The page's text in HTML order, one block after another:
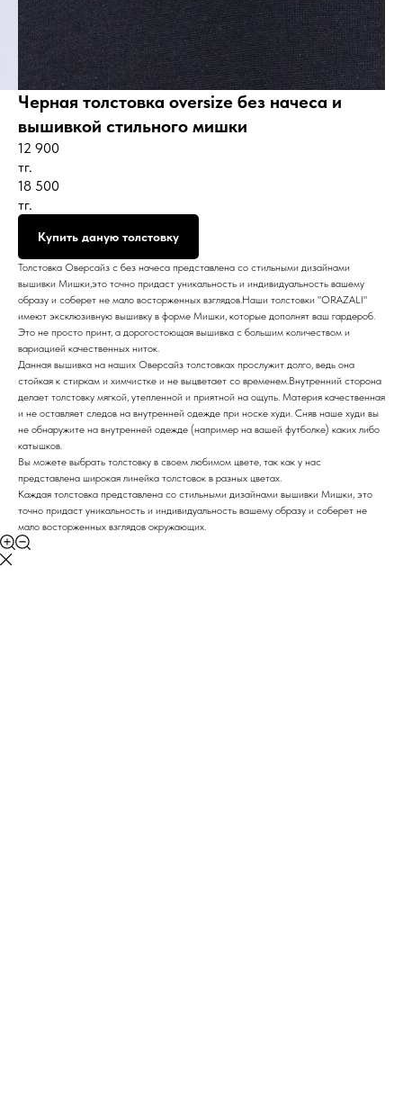
Черная толстовка oversize без начеса и
вышивкой стильного мишки
12 900
тг.
18 500
тг.
Купить даную толстовку
Толстовка Оверсайз с без начеса представлена со стильными дизайнами
вышивки Мишки,это точно придаст уникальность и индивидуальность вашему
образу и соберет не мало восторженных взглядов.Наши толстовки "ORAZALI"
имеют эксклюзивную вышивку в форме Мишки, которые дополнят ваш гардероб.
Это не просто принт, а дорогостоющая вышивка с большим количеством и
вариацией качественных ниток.
Данная вышивка на наших Оверсайз толстовках прослужит долго, ведь она
стойкая к стиркам и химчистке и не выцветает со временем.Внутренний сторона
делает толстовку мягкой, утепленной и приятной на ощупь. Материя качественная
и не оставляет следов на внутренней одежде при носке худи. Сняв наше худи вы
не обнаружите на внутренней одежде (например на вашей футболке) каких либо
катышков.
Вы можете выбрать толстовку в своем любимом цвете, так как у нас
представлена широкая линейка толстовок в разных цветах.
Каждая толстовка представлена со стильными дизайнами вышивки Мишки, это
точно придаст уникальность и индивидуальность вашему образу и соберет не
мало восторженных взглядов окружающих.